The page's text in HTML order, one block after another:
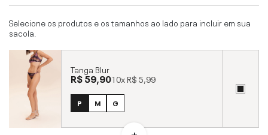
Selecione os produtos e os tamanhos ao lado para incluir em sua
sacola.
Tanga Blur
R$ 59,9010xR$ 5,99
P M G